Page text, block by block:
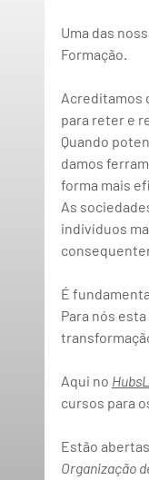
Uma das
Formação.
Acreditamos
para reter e
Quando
damos
forma mais
As
indivíduos
É
Para nós
Aqui no
cursos para
Estão
Organização